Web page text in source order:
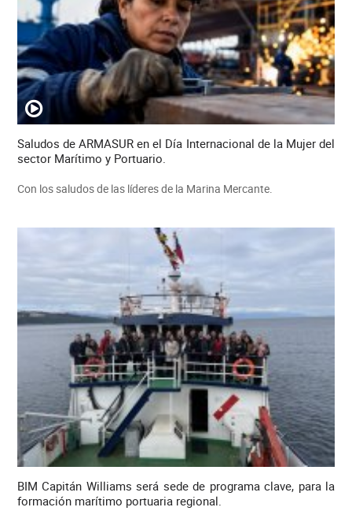
Saludos de ARMASUR en el Día Internacional de la Mujer del
sector Marítimo y Portuario.
Con los saludos de las líderes de la Marina Mercante.
BIM Capitán Williams será sede de programa clave, para la
formación marítimo portuaria regional.